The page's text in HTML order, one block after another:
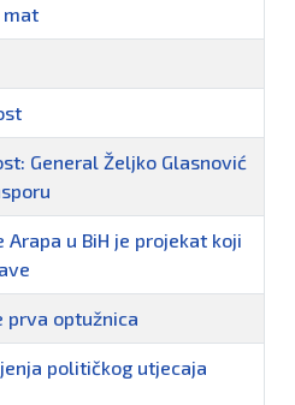
mat
General Željko Glasnović
u BiH je projekat koji
prva optužnica
političkog utjecaja